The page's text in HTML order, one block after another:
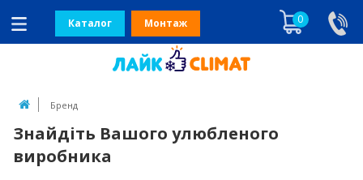
Каталог Монтаж 0
Бренд
Знайдіть Вашого улюбленого
виробника